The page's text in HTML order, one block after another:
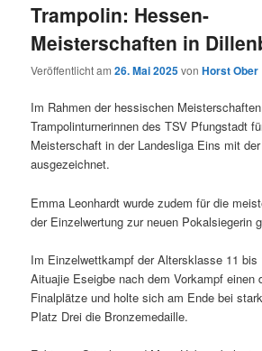
Trampolin: Hessen-
Meisterschaften in
Veröffentlicht am26. Mai 2025vonHorst Ober
Im Rahmen der hessischen
Trampolinturnerinnen des TSV Pfungstadt
Meisterschaft in der Landesliga Eins mit
ausgezeichnet.
Emma Leonhardt wurde zudem für die
der Einzelwertung zur neuen Pokalsiegerin
Im Einzelwettkampf der Altersklasse 11 bis
Aituajie Eseigbe nach dem Vorkampf einen
Finalplätze und holte sich am Ende bei
Platz Drei die Bronzemedaille.